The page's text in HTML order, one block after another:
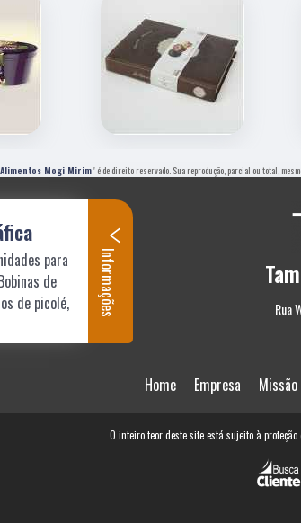
Mogi Mirim" é de direito reservado. Sua reprodução, parcial ou total,
Rua
Home Empresa Missão
O inteiro teor deste site está sujeito à
para
de
de picolé,
Informações